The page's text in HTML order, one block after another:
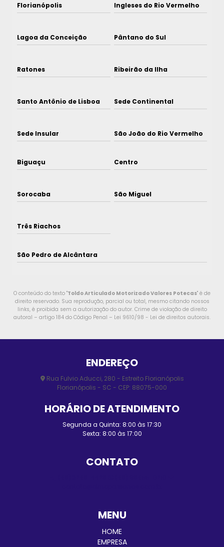
Florianópolis Ingleses do Rio Vermelho
Lagoa da Conceição Pântano do Sul
Ratones Ribeirão da Ilha
Santo Antônio de Lisboa Sede Continental
Sede Insular São João do Rio Vermelho
Biguaçu Centro
Sorocaba São Miguel
Três Riachos
São Pedro de Alcântara
O conteúdo do texto "Toldo Articulado Motorizado Valores Potecas" é de
direito reservado. Sua reprodução, parcial ou total, mesmo citando nossos
links, é proibida sem a autorização do autor. Crime de violação de direito
autoral – artigo 184 do Código Penal – Lei 9610/98 - Lei de direitos autorais.
ENDEREÇO
Rua Fulvio Aducci, 280 - Estreito Florianópolis
Florianópolis - SC - CEP: 88075-000
HORÁRIO DE ATENDIMENTO
Segunda a Quinta: 8:00 às 17:30
Sexta: 8:00 às 17:00
CONTATO
MENU
HOME
EMPRESA